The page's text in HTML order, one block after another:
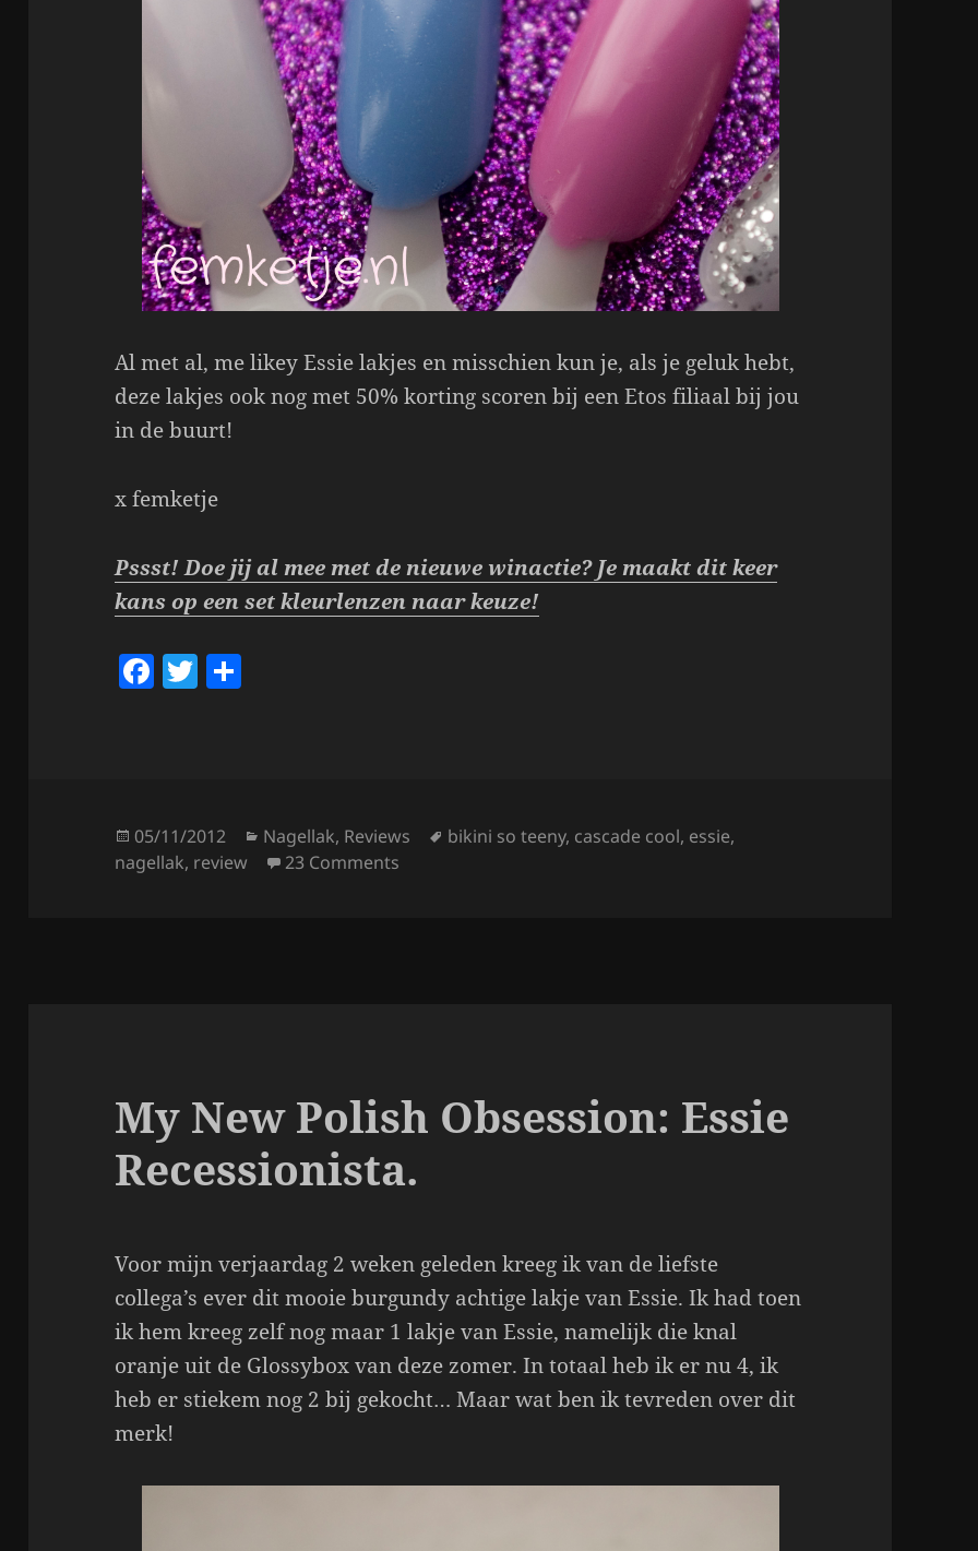
Al met al, me likey Essie lakjes en misschien kun je, als je geluk hebt,
deze lakjes ook nog met 50% korting scoren bij een Etos filiaal bij jou
in de buurt!
x femketje
Pssst! Doe jij al mee met de nieuwe winactie? Je maakt dit keer
kans op een set kleurlenzen naar keuze!
F
o
o
T
Posted
on
05/11/2012 Categories
Nagellak, Reviews Tags
bikini so teeny, cascade cool, essie,
nagellak, review 23 Comments
My New Polish Obsession: Essie
Recessionista.
Voor mijn verjaardag 2 weken geleden kreeg ik van de liefste
collega’s ever dit mooie burgundy achtige lakje van Essie. Ik had toen
ik hem kreeg zelf nog maar 1 lakje van Essie, namelijk die knal
oranje uit de Glossybox van deze zomer. In totaal heb ik er nu 4, ik
heb er stiekem nog 2 bij gekocht… Maar wat ben ik tevreden over dit
merk!